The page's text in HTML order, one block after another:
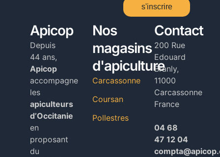
s'inscrire
Alternative:
Apicop
Depuis
44 ans,
Apicop
accompagne
les
apiculteurs
d’Occitanie
en
proposant
du
Nos
magasins
d'apiculture
Carcassonne
Coursan
Pollestres
Contact
200 Rue
Edouard
Branly,
11000
Carcassonne
France
04 68
47 12 04